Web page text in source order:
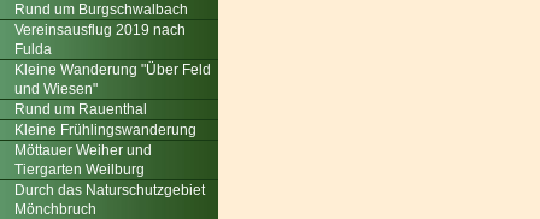
Rund um Burgschwalbach
Vereinsausflug 2019 nach
Fulda
Kleine Wanderung "Über Feld
und Wiesen"
Rund um Rauenthal
Kleine Frühlingswanderung
Möttauer Weiher und
Tiergarten Weilburg
Durch das Naturschutzgebiet
Mönchbruch